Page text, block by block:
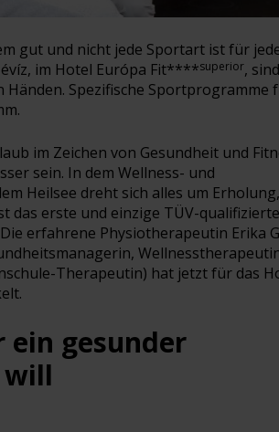
gut und nicht jede Sportart ist für
im Hotel Európa Fit****superior, sind
Spezifische Sportprogramme
im Zeichen von Gesundheit und
sein. In dem Wellness- und
Heilsee dreht sich alles um Erholung,
das erste und einzige TÜV-qualifizierte
erfahrene Physiotherapeutin Erika
Therapeutin) hat jetzt für das
ein gesunder
will